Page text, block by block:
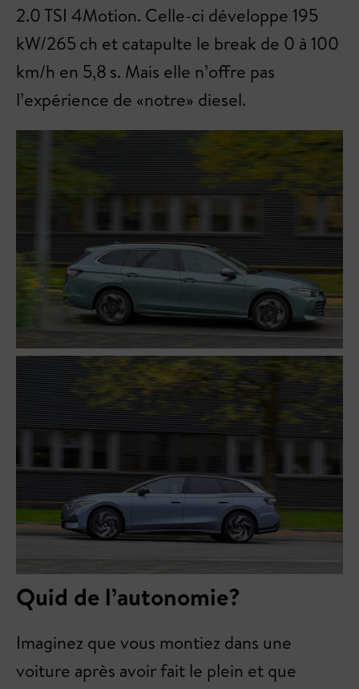
2.0 TSI 4Motion. Celle-ci développe 195
kW/265 ch et catapulte le break de 0 à 100
km/h en 5,8 s. Mais elle n’offre pas
l’expérience de «notre» diesel.
Quid de l’autonomie?
Imaginez que vous montiez dans une
voiture après avoir fait le plein et que